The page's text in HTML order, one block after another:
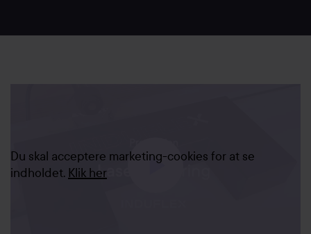
Du skal acceptere marketing-cookies for at se
indholdet. Klik her